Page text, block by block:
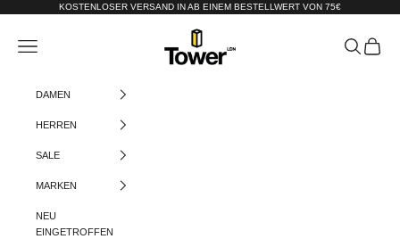
Zum Inhalt springenKOSTENLOSER VERSAND IN AB EINEM BESTELLWERT VON 75€
Tower-London.De
Menü Suchen
DAMEN
HERREN
SALE
MARKEN
NEU
EINGETROFFEN